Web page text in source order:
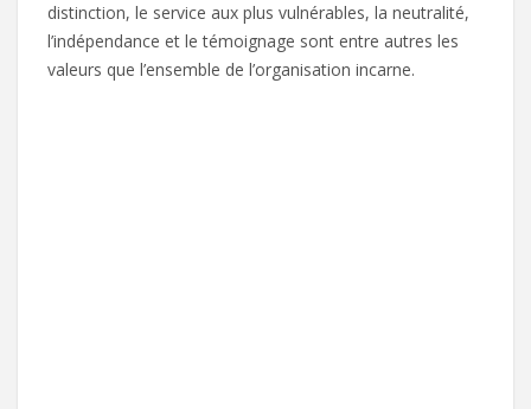
distinction, le service aux plus vulnérables, la neutralité,
l’indépendance et le témoignage sont entre autres les
valeurs que l’ensemble de l’organisation incarne.